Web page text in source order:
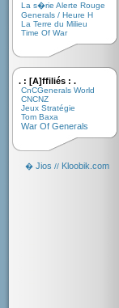
La s�rie Alerte Rouge
Generals / Heure H
La Terre du Milieu
Time Of War
. : [A]ffiliés : .
CnCGenerals World
CNCNZ
Jeux Stratégie
Tom Baxa
War Of Generals
� Jios // Kloobik.com